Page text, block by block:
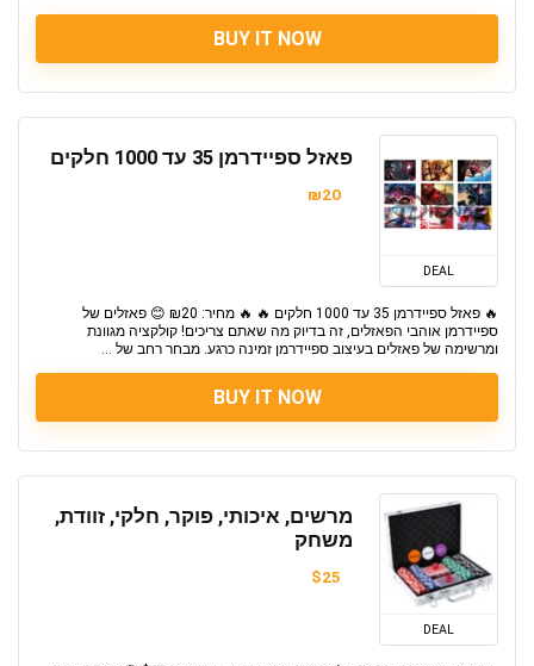
BUY IT NOW
DEAL
פאזל ספיידרמן 35 עד 1000 חלקים
₪20
🔥 פאזל ספיידרמן 35 עד 1000 חלקים 🔥 🔥 מחיר: ₪20 😊 פאזלים של
ספיידרמן אוהבי הפאזלים, זה בדיוק מה שאתם צריכים! קולקציה מגוונת
ומרשימה של פאזלים בעיצוב ספיידרמן זמינה כרגע. מבחר רחב של ...
BUY IT NOW
DEAL
מרשים, איכותי, פוקר, חלקי, זוודת,
משחק
$25